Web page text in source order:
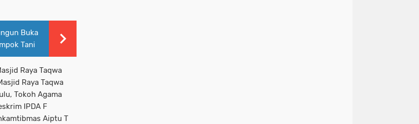
Buka
Tani
Raya Taqwa
Raya Taqwa
Tokoh Agama
IPDA F
Aiptu T